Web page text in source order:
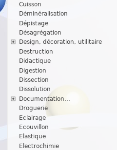
Cuisson
Déminéralisation
Dépistage
Désagrégation
Design, décoration, utilitaire
Destruction
Didactique
Digestion
Dissection
Dissolution
Documentation...
Droguerie
Eclairage
Ecouvillon
Elastique
Electrochimie